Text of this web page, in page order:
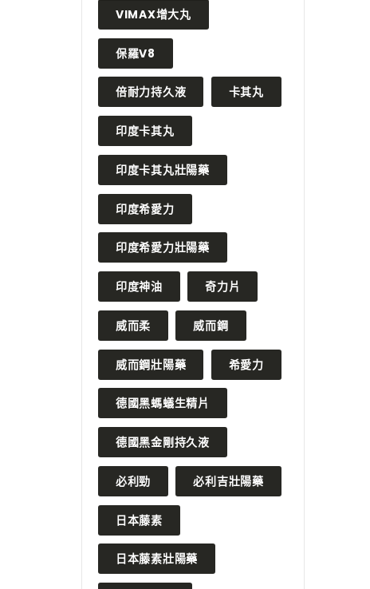
VIMAX增大丸
保羅V8
倍耐力持久液 卡其丸
印度卡其丸
印度卡其丸壯陽藥
印度希愛力
印度希愛力壯陽藥
印度神油 奇力片
威而柔 威而鋼
威而鋼壯陽藥 希愛力
德國黑螞蟻生精片
德國黑金剛持久液
必利勁 必利吉壯陽藥
日本藤素
日本藤素壯陽藥